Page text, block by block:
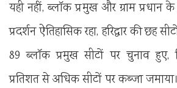
यही नहीं, ब्लॉक प्रमुख और ग्राम प्रधान
प्रदर्शन ऐतिहासिक रहा, हरिद्वार की छह
89 ब्लॉक प्रमुख सीटों पर चुनाव
प्रतिशत से अधिक सीटों पर कब्जा